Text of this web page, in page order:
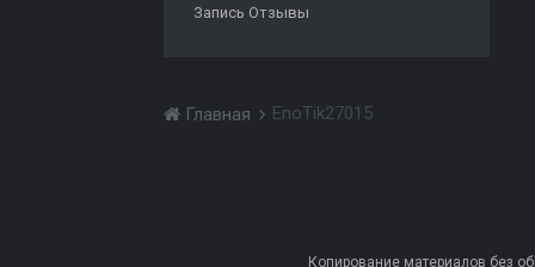
Запись Отзывы
Главная EnoTik27015
Копирование материалов без